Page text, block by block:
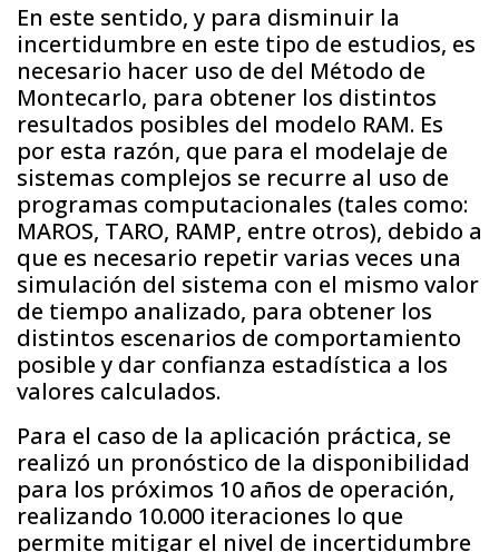
En este sentido, y para disminuir la
incertidumbre en este tipo de estudios, es
necesario hacer uso de del Método de
Montecarlo, para obtener los distintos
resultados posibles del modelo RAM. Es
por esta razón, que para el modelaje de
sistemas complejos se recurre al uso de
programas computacionales (tales como:
MAROS, TARO, RAMP, entre otros), debido a
que es necesario repetir varias veces una
simulación del sistema con el mismo valor
de tiempo analizado, para obtener los
distintos escenarios de comportamiento
posible y dar confianza estadística a los
valores calculados.
Para el caso de la aplicación práctica, se
realizó un pronóstico de la disponibilidad
para los próximos 10 años de operación,
realizando 10.000 iteraciones lo que
permite mitigar el nivel de incertidumbre